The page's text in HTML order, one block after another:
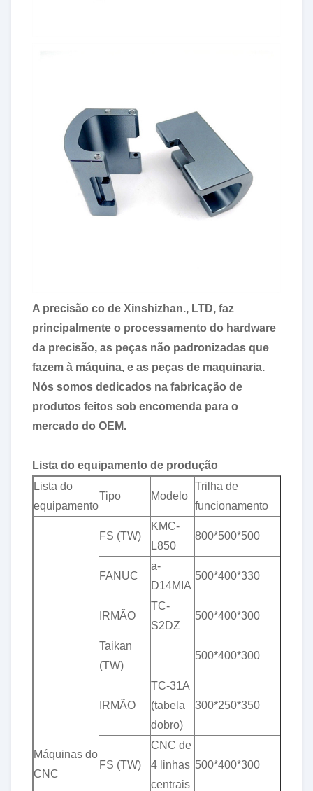
A precisão co de Xinshizhan., LTD, faz
principalmente o processamento do hardware
da precisão, as peças não padronizadas que
fazem à máquina, e as peças de maquinaria.
Nós somos dedicados na fabricação de
produtos feitos sob encomenda para o
mercado do OEM.
Lista do equipamento de produção
Lista do
equipamento
Tipo Modelo
Trilha de
funcionamento
Máquinas do
CNC
FS (TW)
KMC-
L850
800*500*500
FANUC
a-
D14MIA
500*400*330
IRMÃO
TC-
S2DZ
500*400*300
Taikan
(TW)
500*400*300
IRMÃO
TC-31A
(tabela
dobro)
300*250*350
FS (TW)
CNC de
4 linhas
centrais
500*400*300